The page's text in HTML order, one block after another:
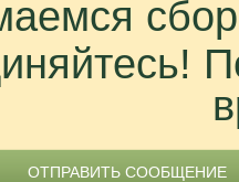
ОТПРАВИТЬ СООБЩЕНИЕ